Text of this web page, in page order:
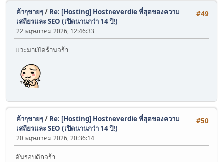
#49
ค้าๆขายๆ/ Re: [Hosting] Hostneverdie ที่สุดของความ
เสถียรและ SEO (เปิดนานกว่า 14 ปี!)
22 พฤษภาคม 2026, 12:46:33
แวะมาเปิดร้านจร้า
#50
ค้าๆขายๆ/ Re: [Hosting] Hostneverdie ที่สุดของความ
เสถียรและ SEO (เปิดนานกว่า 14 ปี!)
20 พฤษภาคม 2026, 20:36:14
ดันรอบดึกจร้า